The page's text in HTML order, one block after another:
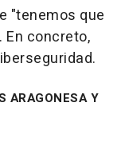
"tenemos que
concreto,
ARAGONESA Y